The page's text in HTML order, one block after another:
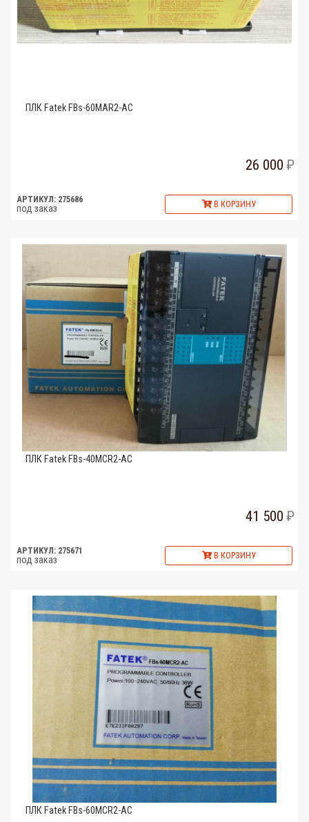
ПЛК Fatek FBs-60MAR2-AC
26 000
АРТИКУЛ: 275686
под заказ В КОРЗИНУ
ПЛК Fatek FBs-40MCR2-AC
41 500
АРТИКУЛ: 275671
под заказ В КОРЗИНУ
ПЛК Fatek FBs-60MCR2-AC